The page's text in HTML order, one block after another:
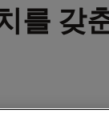
를 갖